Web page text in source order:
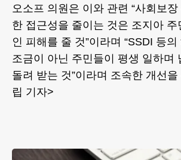
오소프 의원은 이와 관련 “사회보장
한 접근성을 줄이는 것은 조지아 주
인 피해를 줄 것”이라며 “SSDI 등
조금이 아닌 주민들이 평생 일하며
돌려 받는 것”이라며 조속한 개선
립 기자>